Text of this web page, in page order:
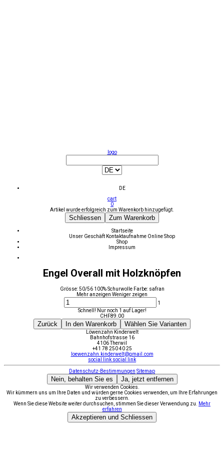
logo
DE
cart
0
Artikel wurde erfolgreich zum Warenkorb hinzugefügt.
Schliessen Zum Warenkorb
Startseite
Unser Geschäft Kontaktaufnahme Online Shop
Shop
Impressum
Engel Overall mit Holzknöpfen
Grösse: 50/56 100% Schurwolle Farbe: safran
Mehr anzeigen Weniger zeigen
1
Schnell! Nur noch 1 auf Lager!
CHF89.00
Zurück In den Warenkorb Wählen Sie Varianten
Löwenzahn Kinderwelt
Bahnhofstrasse 16
4106 Therwil
+41 78 250 40 25
loewenzahn.kinderwelt@gmail.com
social link social link
Datenschutz-Bestimmungen Sitemap
Nein, behalten Sie es Ja, jetzt entfernen
Wir verwenden Cookies.
Wir kümmern uns um Ihre Daten und würden gerne Cookies verwenden, um Ihre Erfahrungen
zu verbessern.
Wenn Sie diese Website weiter durchsuchen, stimmen Sie dieser Verwendung zu.
Mehr
erfahren
Akzeptieren und Schliessen